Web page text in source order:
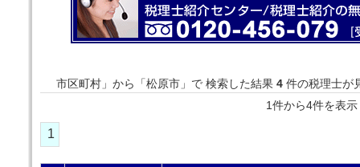
市区町村」から「松原市」で 検索した結果 4 件の税理士が
1件から4件を
1